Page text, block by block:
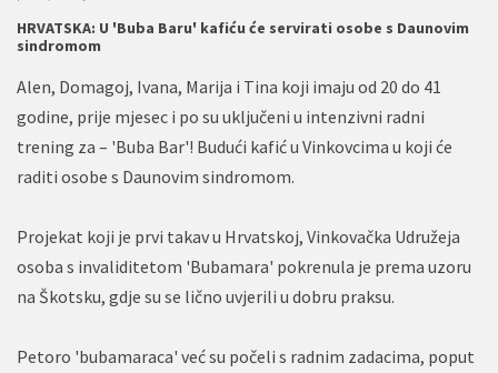
HRVATSKA: U 'Buba Baru' kafiću će servirati osobe s Daunovim
sindromom
Alen, Domagoj, Ivana, Marija i Tina koji imaju od 20 do 41
godine, prije mjesec i po su uključeni u intenzivni radni
trening za – 'Buba Bar'! Budući kafić u Vinkovcima u koji će
raditi osobe s Daunovim sindromom.
Projekat koji je prvi takav u Hrvatskoj, Vinkovačka Udružeja
osoba s invaliditetom 'Bubamara' pokrenula je prema uzoru
na Škotsku, gdje su se lično uvjerili u dobru praksu.
Petoro 'bubamaraca' već su počeli s radnim zadacima, poput